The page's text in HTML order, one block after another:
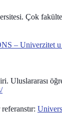
. Çok
– Univerzitet u
Uluslararası